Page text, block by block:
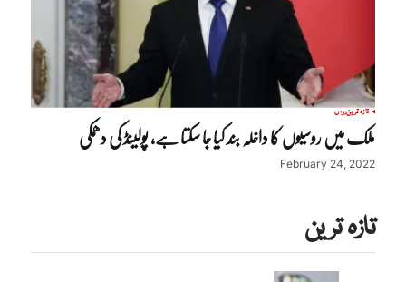
تازہ ترینروس
ملک میں روسیوں کا داخلہ بند کیا جا سکتا ہے، پولینڈ کی دھمکی
February 24, 2022
تازہ ترین